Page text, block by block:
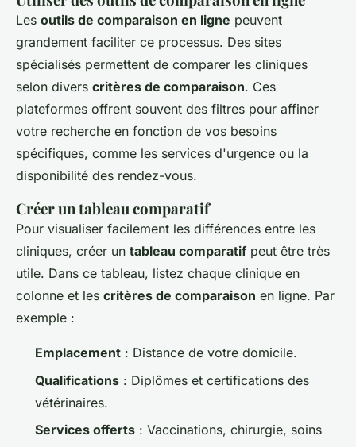
Les outils de comparaison en ligne peuvent
grandement faciliter ce processus. Des sites
spécialisés permettent de comparer les cliniques
selon divers critères de comparaison. Ces
plateformes offrent souvent des filtres pour affiner
votre recherche en fonction de vos besoins
spécifiques, comme les services d'urgence ou la
disponibilité des rendez-vous.
Créer un tableau comparatif
Pour visualiser facilement les différences entre les
cliniques, créer un tableau comparatif peut être très
utile. Dans ce tableau, listez chaque clinique en
colonne et les critères de comparaison en ligne. Par
exemple :
Emplacement : Distance de votre domicile.
Qualifications : Diplômes et certifications des
vétérinaires.
Services offerts : Vaccinations, chirurgie, soins